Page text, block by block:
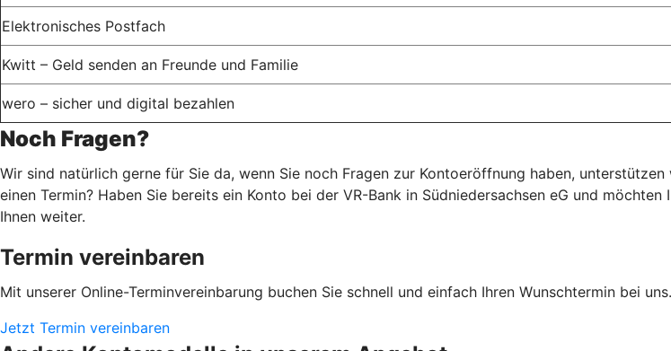
Elektronisches Postfach
Kwitt – Geld senden an Freunde und Familie
wero – sicher und digital bezahlen
Noch Fragen?
Wir sind natürlich gerne für Sie da, wenn Sie noch Fragen zur Kontoeröffnung haben,
einen Termin? Haben Sie bereits ein Konto bei der VR-Bank in Südniedersachsen eG und
Ihnen weiter.
Termin vereinbaren
Mit unserer Online-Terminvereinbarung buchen Sie schnell und einfach Ihren Wunschtermin bei uns.
Jetzt Termin vereinbaren